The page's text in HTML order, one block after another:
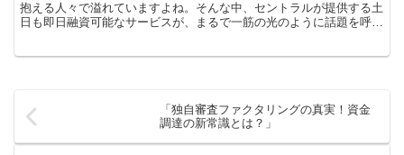
抱える人々で溢れていますよね。そんな中、セントラルが提供する土
日も即日融資可能なサービスが、まるで一筋の光のように話題を呼ん
「独自審査ファクタリングの真実！資金
調達の新常識とは？」